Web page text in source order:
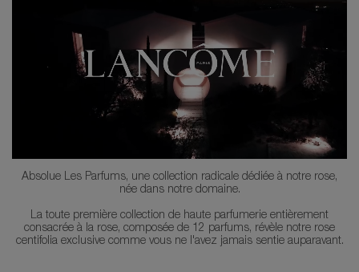
Absolue Les Parfums, une collection radicale dédiée à notre rose,
née dans notre domaine.
La toute première collection de haute parfumerie entièrement
consacrée à la rose, composée de 12 parfums, révèle notre rose
centifolia exclusive comme vous ne l'avez jamais sentie auparavant.